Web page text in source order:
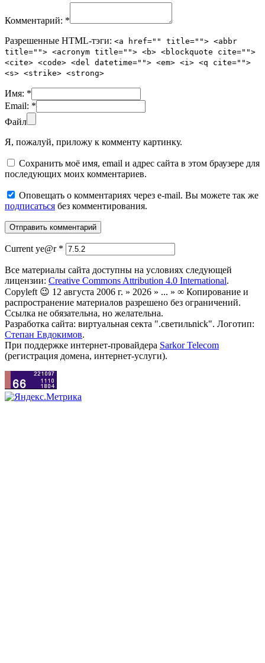
Комментарий: *
Разрешенные HTML-тэги: <a href="" title=""> <abbr
title=""> <acronym title=""> <b> <blockquote cite="">
<cite> <code> <del datetime=""> <em> <i> <q cite="">
<s> <strike> <strong>
Имя: *
Email: *
Файл
Я, пожалуй, приложу к комменту картинку.
Сохранить моё имя, email и адрес сайта в этом браузере для
последующих моих комментариев.
Оповещать о комментариях через e-mail. Вы можете так же
подписаться без комментирования.
Current ye@r *
Все материалы сайта доступны на условиях следующей
лицензии: Creative Commons Attribution 4.0 International.
Copyleft 😉 12 августа 2006 г. » 2026 » ... » ∞ Копирование и
распространение материалов разрешено без ограничений.
Ссылка не обязательна, но желательна.
Разработка сайта: виртуальная секта ".светильnick". Логотип:
Степан Евдокимов.
При поддержке интернет-провайдера Sarkor Telecom
(регистрация домена, интернет-услуги).